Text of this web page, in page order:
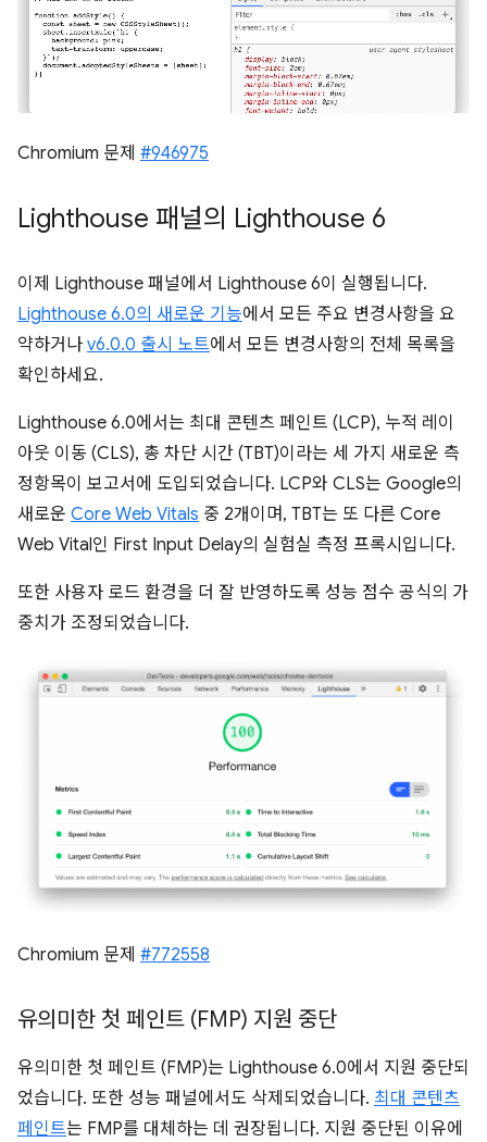
Chromium 문제 #946975
Lighthouse 패널의 Lighthouse 6
이제 Lighthouse 패널에서 Lighthouse 6이 실행됩니다.
Lighthouse 6.0의 새로운 기능에서 모든 주요 변경사항을 요
약하거나 v6.0.0 출시 노트에서 모든 변경사항의 전체 목록을
확인하세요.
Lighthouse 6.0에서는 최대 콘텐츠 페인트 (LCP), 누적 레이
아웃 이동 (CLS), 총 차단 시간 (TBT)이라는 세 가지 새로운 측
정항목이 보고서에 도입되었습니다. LCP와 CLS는 Google의
새로운 Core Web Vitals 중 2개이며, TBT는 또 다른 Core
Web Vital인 First Input Delay의 실험실 측정 프록시입니다.
또한 사용자 로드 환경을 더 잘 반영하도록 성능 점수 공식의 가
중치가 조정되었습니다.
Chromium 문제 #772558
유의미한 첫 페인트 (FMP) 지원 중단
유의미한 첫 페인트 (FMP)는 Lighthouse 6.0에서 지원 중단되
었습니다. 또한 성능 패널에서도 삭제되었습니다. 최대 콘텐츠
페인트는 FMP를 대체하는 데 권장됩니다. 지원 중단된 이유에